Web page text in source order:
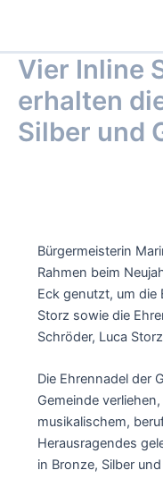
springen
Vier Inline
erhalten
Silber und
Bürgermeisterin
Rahmen beim
Eck genutzt, um die
Storz sowie die
Schröder, Luca
Die Ehrennadel der
Gemeinde
musikalischem,
Herausragendes
in Bronze, Silber